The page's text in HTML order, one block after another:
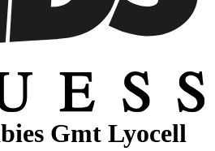
Gmt Lyocell